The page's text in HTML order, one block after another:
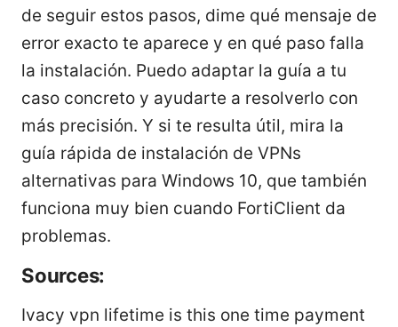
de seguir estos pasos, dime qué mensaje de
error exacto te aparece y en qué paso falla
la instalación. Puedo adaptar la guía a tu
caso concreto y ayudarte a resolverlo con
más precisión. Y si te resulta útil, mira la
guía rápida de instalación de VPNs
alternativas para Windows 10, que también
funciona muy bien cuando FortiClient da
problemas.
Sources:
Ivacy vpn lifetime is this one time payment